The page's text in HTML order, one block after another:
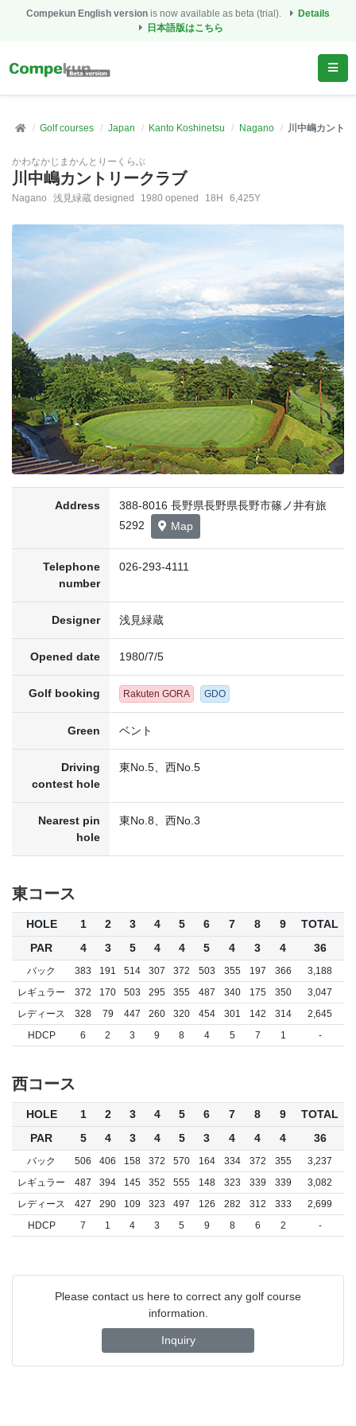
Compekun English version is now available as beta (trial).
Details
日本語版はこちら
Golf courses Japan Kanto Koshinetsu Nagano 川中嶋カント
かわなかじまかんとりーくらぶ
川中嶋カントリークラブ
Nagano 浅見緑蔵 designed 1980 opened 18H 6,425Y
Address
388-8016 長野県長野県長野市篠ノ井有旅
5292
Map
Telephone
number
026-293-4111
Designer 浅見緑蔵
Opened date 1980/7/5
Golf booking Rakuten GORA GDO
Green ベント
Driving
contest hole
東No.5、西No.5
Nearest pin
hole
東No.8、西No.3
東コース
HOLE 1 2 3 4 5 6 7 8 9
TOTAL
PAR
4 3 5 4 4 5 4 3 4 36
バック 383 191 514 307 372 503 355 197 366
3,188
レギュラー
372 170 503 295 355 487 340 175 350
3,047
レディース
328 79 447 260 320 454 301 142 314
2,645
HDCP
6 2 3 9 8 4 5 7 1 -
西コース
HOLE 1 2 3 4 5 6 7 8 9
TOTAL
PAR
5 4 3 4 5 3 4 4 4 36
バック 506 406 158 372 570 164 334 372 355
3,237
レギュラー
487 394 145 352 555 148 323 339 339
3,082
レディース
427 290 109 323 497 126 282 312 333
2,699
HDCP
7 1 4 3 5 9 8 6 2 -
Please contact us here to correct any golf course
information.
Inquiry